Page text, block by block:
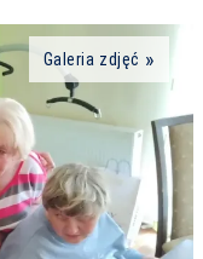
Galeria zdjęć